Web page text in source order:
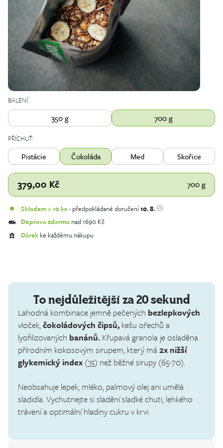
To nejdůležitější za 20 sekund
Lahodná kombinace jemně pečených bezlepkových
vloček, čokoládových čipsů, kešu ořechů a
lyofilizovaných banánů. Křupavá granola je osladěna
přírodním kokosovým sirupem, který má2x nižší
glykemický index (35) než běžné sirupy (65-70).
Neobsahuje lepek, mléko, palmový olej ani umělá
sladidla. Vychutnejte si sladění sladké chuti, lehkého
trávení a optimální hladiny cukru v krvi.
BALENÍ:
350 g 700 g
PŘÍCHUŤ:
Pistácie Čokoláda Med Skořice
379,00 Kč 700 g
Skladem > 10 ks- předpokládané doručení10. 8.
Doprava zdarma nad 1690 Kč
Dárek ke každému nákupu